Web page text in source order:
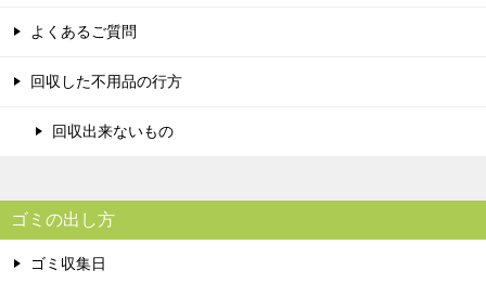
よくあるご質問
回収した不用品の行方
回収出来ないもの
ゴミの出し方
ゴミ収集日